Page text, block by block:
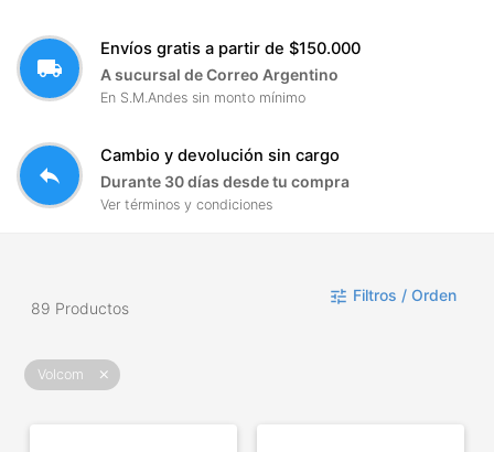
local_shipping
Envíos gratis a partir de $150.000
A sucursal de Correo Argentino
En S.M.Andes sin monto mínimo
reply
Cambio y devolución sin cargo
Durante 30 días desde tu compra
Ver términos y condiciones
89 Productos
tune Filtros / Orden
Volcom close